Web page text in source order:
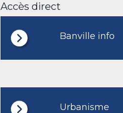
Accès direct
Banville info
Urbanisme